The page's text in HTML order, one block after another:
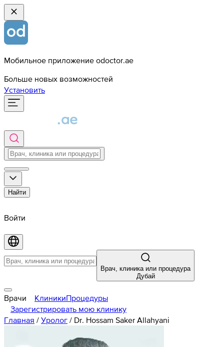
Мобильное приложение odoctor.ae
Больше новых возможностей
Установить
Найти
Войти
Врач, клиника или процедура
Дубай
Врачи КлиникиПроцедуры
Зарегистрировать мою клинику
Главная / Уролог / Dr. Hossam Saker Allahyani